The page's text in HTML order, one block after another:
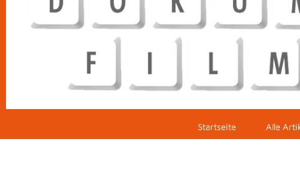
Startseite Alle